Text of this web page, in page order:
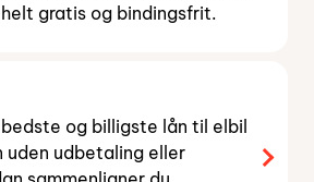
gratis og bindingsfrit.
og billigste lån til elbil
udbetaling eller